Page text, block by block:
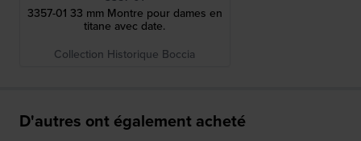
3357-01 33 mm Montre pour dames en
titane avec date.
Collection Historique Boccia
D'autres ont également acheté